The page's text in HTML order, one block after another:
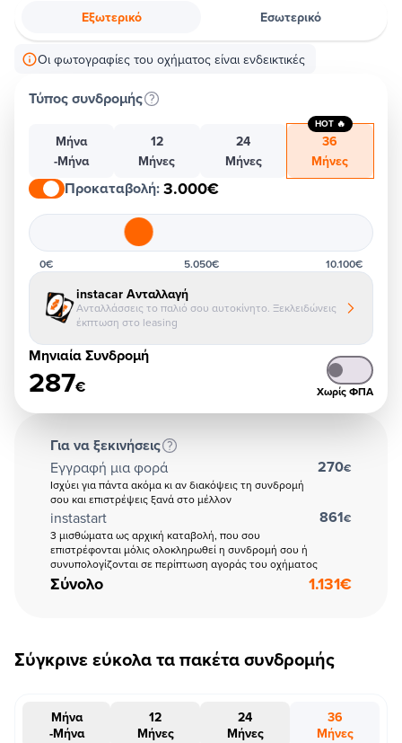
Εξωτερικό Εσωτερικό
Οι φωτογραφίες του οχήματος είναι ενδεικτικές
Τύπος συνδρομής
Μήνα
-Μήνα
12
Μήνες
24
Μήνες
36
Μήνες
HOT 🔥
Προκαταβολή:3.000€
0€ 5.050€ 10.100€
instacar Ανταλλαγή
Ανταλλάσσεις το παλιό σου αυτοκίνητο. Ξεκλειδώνεις
έκπτωση στο leasing
Μηνιαία Συνδρομή
287€ Χωρίς ΦΠΑ
Για να ξεκινήσεις
Εγγραφή μια φορά
Ισχύει για πάντα ακόμα κι αν διακόψεις τη συνδρομή
σου και επιστρέψεις ξανά στο μέλλον
270€
instastart
3 μισθώματα ως αρχική καταβολή, που σου
επιστρέφονται μόλις ολοκληρωθεί η συνδρομή σου ή
συνυπολογίζονται σε περίπτωση αγοράς του οχήματος
861€
Σύνολο 1.131€
Σύγκρινε εύκολα τα πακέτα συνδρομής
Μήνα
-Μήνα
12
Μήνες
24
Μήνες
36
Μήνες